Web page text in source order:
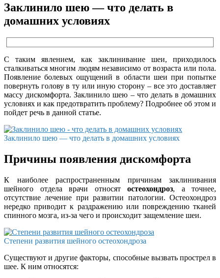
Заклинило шею — что делать в
домашних условиях
С таким явлением, как заклинивание шеи, приходилось
сталкиваться многим людям независимо от возраста или пола.
Появление болевых ощущений в области шеи при попытке
повернуть голову в ту или иную сторону – все это доставляет
массу дискомфорта. Заклинило шею – что делать в домашних
условиях и как предотвратить проблему? Подробнее об этом и
пойдет речь в данной статье.
Заклинило шею — что делать в домашних условиях
Причины появления дискомфорта
К наиболее распространенным причинам заклинивания
шейного отдела врачи относят остеохондроз, а точнее,
отсутствие лечение при развитии патологии. Остеохондроз
нередко приводит к раздражению или повреждению тканей
спинного мозга, из-за чего и происходит защемление шеи.
Степени развития шейного остеохондроза
Существуют и другие факторы, способные вызвать прострел в
шее. К ним относятся: